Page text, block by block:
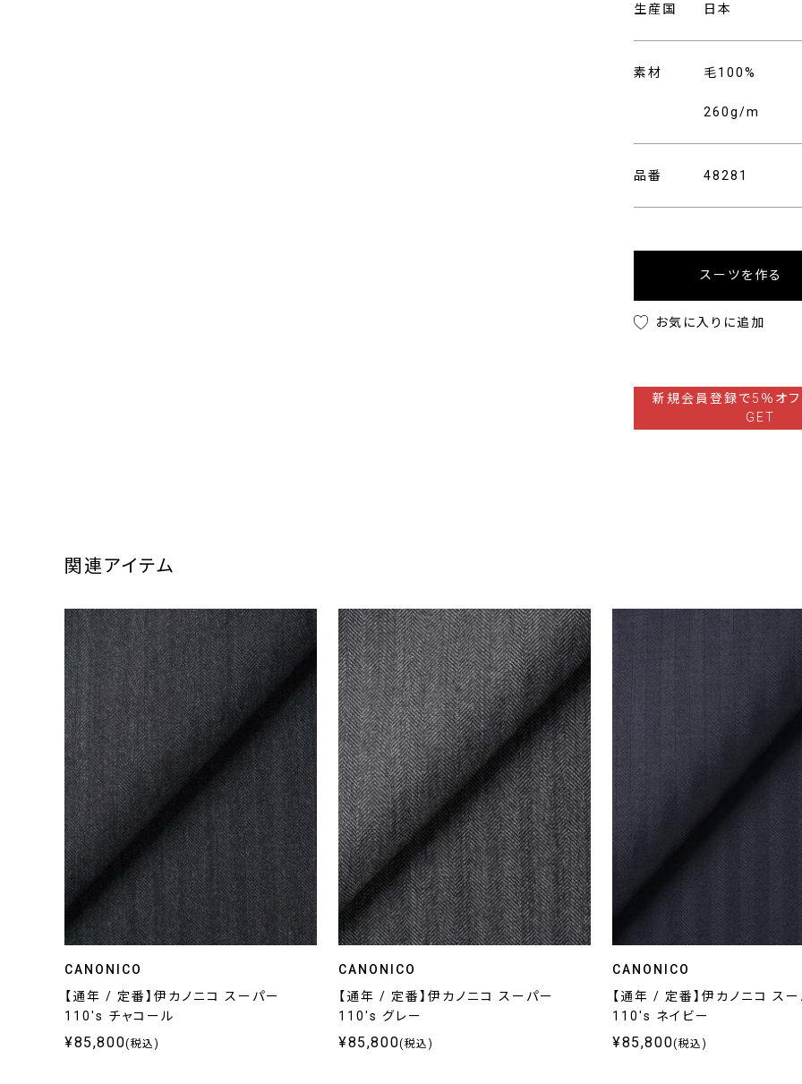
生産国 日本
素材 毛100%
260g/m
品番 48281
スーツを作る
お気に入りに追加
新規会員登録で5％オフ
GET
関連アイテム
CANONICO
【通年 / 定番】伊カノニコ スーパー
110's チャコール
¥85,800(税込)
CANONICO
【通年 / 定番】伊カノニコ スーパー
110's グレー
¥85,800(税込)
CANONICO
【通年 / 定番】伊カノニコ スー
110's ネイビー
¥85,800(税込)